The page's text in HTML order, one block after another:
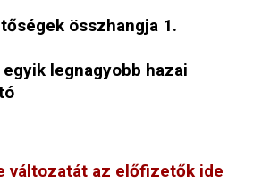
összhangja 1.
legnagyobb hazai
változatát az előfizetők ide